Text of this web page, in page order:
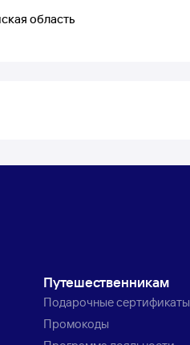
область
Путешественникам
Подарочные сертификаты
Промокоды